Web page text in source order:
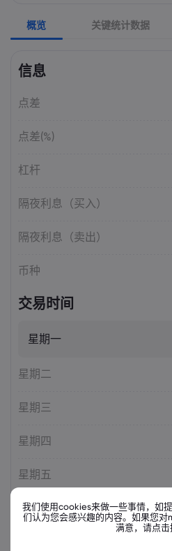
US Government Shutdown
October Inflation Data Release
US-EU Relations: Russia
Emma Rose
Overheating, U.S. Trade Policy
概览 关键统计数据
信息
点差
点差(%)
杠杆
隔夜利息（买入）
隔夜利息（卖出）
币种
交易时间
星期一
星期二
星期三
星期四
星期五
我们使用cookies来做一些事情，如
们认为您会感兴趣的内容。如果您
满意，请点击